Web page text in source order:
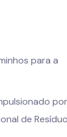
para a
de